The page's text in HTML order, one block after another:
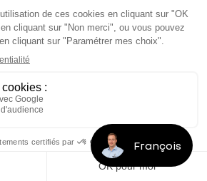
électrique embarque jusqu’à
d’aide à la conduite¹ et des
développés par Renault,
plus sûre et efficace, et
de varier en fonction de la
des options souscritesFrançois